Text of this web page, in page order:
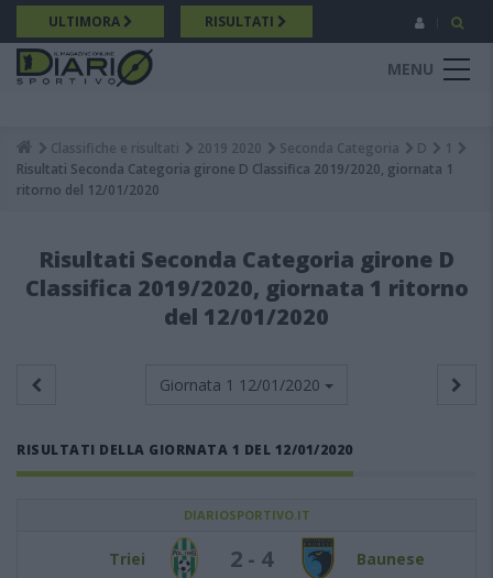
Salta
al
contenuto
principale
ULTIMORA RISULTATI
MENU
Breadcrumb
Classifiche e risultati 2019 2020 Seconda Categoria D
1
Risultati Seconda Categoria girone D Classifica 2019/2020, giornata 1
ritorno del 12/01/2020
Risultati Seconda Categoria girone D
Classifica 2019/2020, giornata 1 ritorno
del 12/01/2020
Giornata 1 12/01/2020
RISULTATI DELLA GIORNATA 1 DEL 12/01/2020
DIARIOSPORTIVO.IT
Triei 2 - 4 Baunese